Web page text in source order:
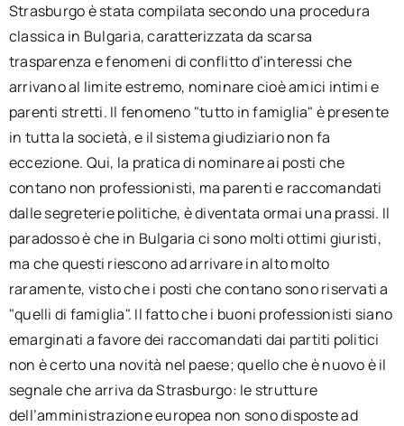
Strasburgo è stata compilata secondo una procedura
classica in Bulgaria, caratterizzata da scarsa
trasparenza e fenomeni di conflitto d’interessi che
arrivano al limite estremo, nominare cioè amici intimi e
parenti stretti. Il fenomeno "tutto in famiglia" è presente
in tutta la società, e il sistema giudiziario non fa
eccezione. Qui, la pratica di nominare ai posti che
contano non professionisti, ma parenti e raccomandati
dalle segreterie politiche, è diventata ormai una prassi. Il
paradosso è che in Bulgaria ci sono molti ottimi giuristi,
ma che questi riescono ad arrivare in alto molto
raramente, visto che i posti che contano sono riservati a
"quelli di famiglia". Il fatto che i buoni professionisti siano
emarginati a favore dei raccomandati dai partiti politici
non è certo una novità nel paese; quello che è nuovo è il
segnale che arriva da Strasburgo: le strutture
dell’amministrazione europea non sono disposte ad